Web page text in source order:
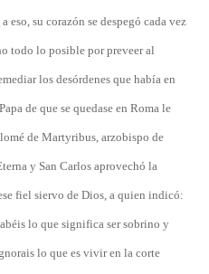
su corazón se despegó cada vez
todo lo posible por preveer al
los desórdenes que había en
de que se quedase en Roma le
de Martyribus, arzobispo de
y San Carlos aprovechó la
fiel siervo de Dios, a quien indicó:
lo que significa ser sobrino y
lo que es vivir en la corte